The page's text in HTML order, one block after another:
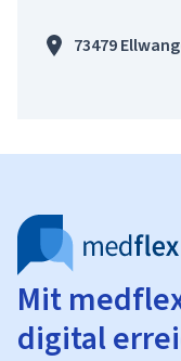
73479
Mit
digital